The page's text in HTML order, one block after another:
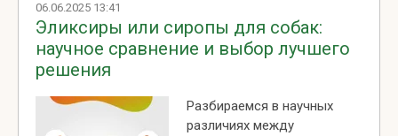
06.06.2025 13:41
Эликсиры или сиропы для собак:
научное сравнение и выбор лучшего
решения
Разбираемся в научных
различиях между